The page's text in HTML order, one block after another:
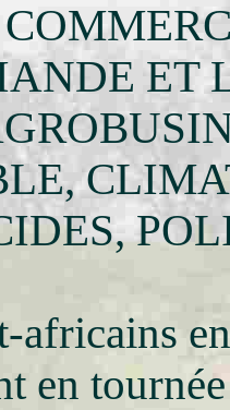
ET
africains
en